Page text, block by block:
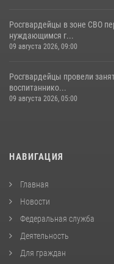
Росгвардейцы в зоне СВО
нуждающимся г...
09 августа 2026, 09:00
Росгвардейцы провели
воспитаннико...
09 августа 2026, 05:00
НАВИГАЦИЯ
Главная
Новости
Федеральная служба
Деятельность
Для граждан